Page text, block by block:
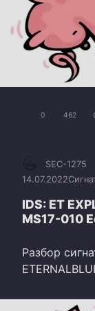
0 462
SEC-1275
14.07.2022
IDS: ET
MS17-010
Разбор